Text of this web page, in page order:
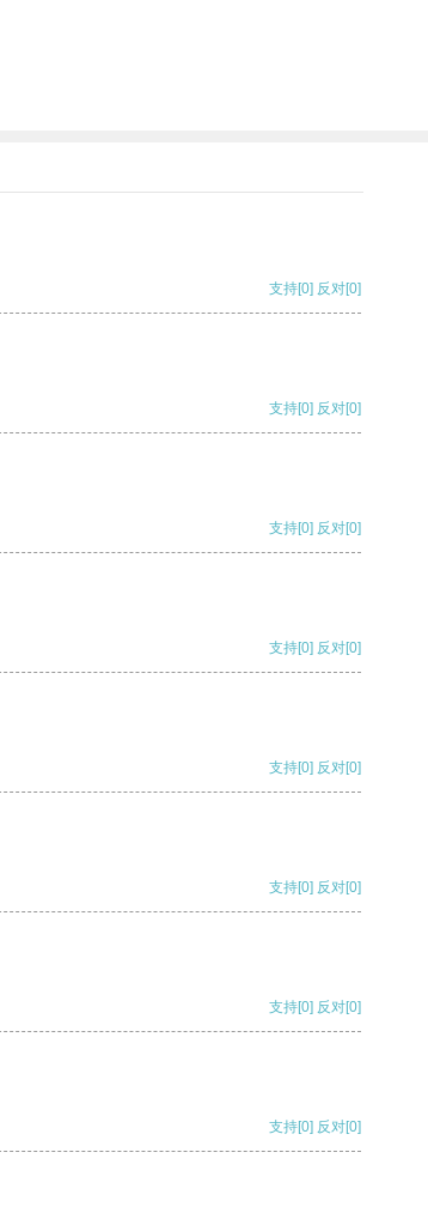
支持[0] 反对[0]
支持[0] 反对[0]
支持[0] 反对[0]
支持[0] 反对[0]
支持[0] 反对[0]
支持[0] 反对[0]
支持[0] 反对[0]
支持[0] 反对[0]